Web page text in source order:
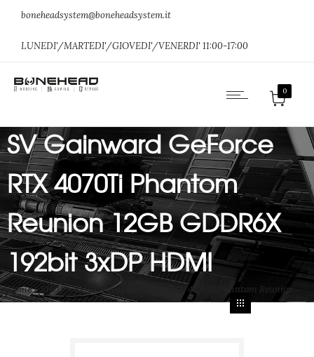
boneheadsystem@boneheadsystem.it
LUNEDI'/MARTEDI'/GIOVEDI'/VENERDI' 11:00-17:00
0
SV Gainward GeForce
RTX 4070Ti Phantom
Reunion 12GB GDDR6X
192bit 3xDP HDMI
Home»SHOP»SV Gainward GeForce RTX 4070Ti Phantom Reunion